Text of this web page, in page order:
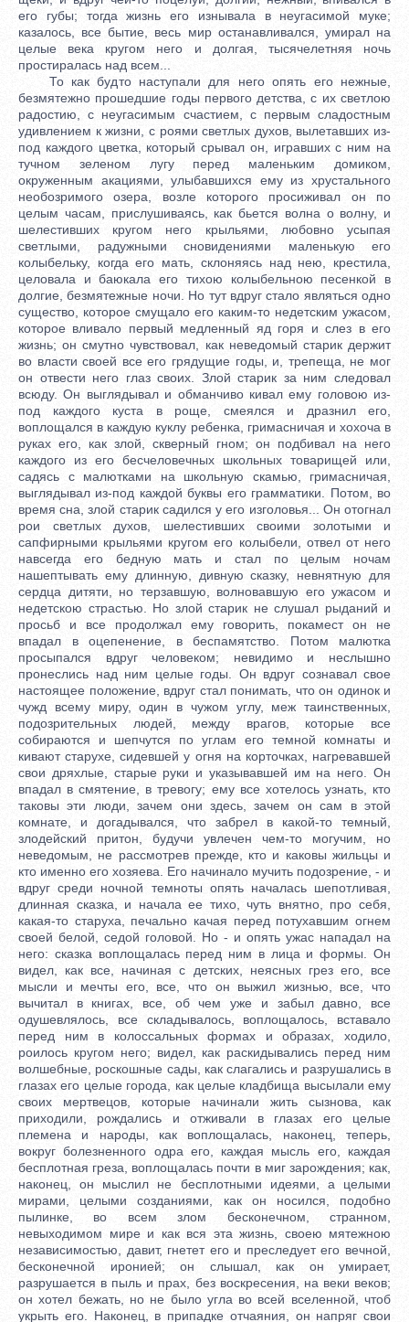
его губы; тогда жизнь его изнывала в неугасимой муке;
казалось, все бытие, весь мир останавливался, умирал на
целые века кругом него и долгая, тысячелетняя ночь
простиралась над всем...
То как будто наступали для него опять его нежные, безмятежно прошедшие годы первого детства, с их светлою радостию, с неугасимым счастием, с первым сладостным удивлением к жизни, с роями светлых духов, вылетавших из-под каждого цветка, который срывал он, игравших с ним на тучном зеленом лугу перед маленьким домиком, окруженным акациями, улыбавшихся ему из хрустального необозримого озера, возле которого просиживал он по целым часам, прислушиваясь, как бьется волна о волну, и шелестивших кругом него крыльями, любовно усыпая светлыми, радужными сновидениями маленькую его колыбельку, когда его мать, склоняясь над нею, крестила, целовала и баюкала его тихою колыбельною песенкой в долгие, безмятежные ночи. Но тут вдруг стало являться одно существо, которое смущало его каким-то недетским ужасом, которое вливало первый медленный яд горя и слез в его жизнь; он смутно чувствовал, как неведомый старик держит во власти своей все его грядущие годы, и, трепеща, не мог он отвести него глаз своих. Злой старик за ним следовал всюду. Он выглядывал и обманчиво кивал ему головою из-под каждого куста в роще, смеялся и дразнил его, воплощался в каждую куклу ребенка, гримасничая и хохоча в руках его, как злой, скверный гном; он подбивал на него каждого из его бесчеловечных школьных товарищей или, садясь с малютками на школьную скамью, гримасничая, выглядывал из-под каждой буквы его грамматики. Потом, во время сна, злой старик садился у его изголовья... Он отогнал рои светлых духов, шелестивших своими золотыми и сапфирными крыльями кругом его колыбели, отвел от него навсегда его бедную мать и стал по целым ночам нашептывать ему длинную, дивную сказку, невнятную для сердца дитяти, но терзавшую, волновавшую его ужасом и недетскою страстью. Но злой старик не слушал рыданий и просьб и все продолжал ему говорить, покамест он не впадал в оцепенение, в беспамятство. Потом малютка просыпался вдруг человеком; невидимо и неслышно пронеслись над ним целые годы. Он вдруг сознавал свое настоящее положение, вдруг стал понимать, что он одинок и чужд всему миру, один в чужом углу, меж таинственных, подозрительных людей, между врагов, которые все собираются и шепчутся по углам его темной комнаты и кивают старухе, сидевшей у огня на корточках, нагревавшей свои дряхлые, старые руки и указывавшей им на него. Он впадал в смятение, в тревогу; ему все хотелось узнать, кто таковы эти люди, зачем они здесь, зачем он сам в этой комнате, и догадывался, что забрел в какой-то темный, злодейский притон, будучи увлечен чем-то могучим, но неведомым, не рассмотрев прежде, кто и каковы жильцы и кто именно его хозяева. Его начинало мучить подозрение, - и вдруг среди ночной темноты опять началась шепотливая, длинная сказка, и начала ее тихо, чуть внятно, про себя, какая-то старуха, печально качая перед потухавшим огнем своей белой, седой головой. Но - и опять ужас нападал на него: сказка воплощалась перед ним в лица и формы. Он видел, как все, начиная с детских, неясных грез его, все мысли и мечты его, все, что он выжил жизнью, все, что вычитал в книгах, все, об чем уже и забыл давно, все одушевлялось, все складывалось, воплощалось, вставало перед ним в колоссальных формах и образах, ходило, роилось кругом него; видел, как раскидывались перед ним волшебные, роскошные сады, как слагались и разрушались в глазах его целые города, как целые кладбища высылали ему своих мертвецов, которые начинали жить сызнова, как приходили, рождались и отживали в глазах его целые племена и народы, как воплощалась, наконец, теперь, вокруг болезненного одра его, каждая мысль его, каждая бесплотная греза, воплощалась почти в миг зарождения; как, наконец, он мыслил не бесплотными идеями, а целыми мирами, целыми созданиями, как он носился, подобно пылинке, во всем злом бесконечном, странном, невыходимом мире и как вся эта жизнь, своею мятежною независимостью, давит, гнетет его и преследует его вечной, бесконечной иронией; он слышал, как он умирает, разрушается в пыль и прах, без воскресения, на веки веков; он хотел бежать, но не было угла во всей вселенной, чтоб укрыть его. Наконец, в припадке отчаяния, он напряг свои силы, вскрикнул и проснулся... Он проснулся, весь облитый холодным, ледяным потом. Кругом него стояла мертвая тишина; была глубокая ночь. Но все ему казалось, что где-то продолжается его дивная сказка, что чей-то хриплый голос действительно заводит долгий рассказ о чем-то как будто ему знакомом. Он слышал, что говорят про темные леса, про каких-то лихих разбойников, про какого-то удалого молодца, чуть-чуть не про самого Стеньку Разина, про веселых пьяниц бурлаков, про одну красную девицу и про Волгу-матушку. Не сказка ли это? наяву ли он слышит ее? Целый час пролежал он, открыв глаза, не шевеля ни одним членом, в мучительном оцепенении. Наконец он привстал осторожно и с веселием ощутил в себе силу, не истощившуюся в лютой болезни. Бред прошел, начиналась действительность. Он заметил, что еще был одет так, как был во время разговора с Катериной, и что, следовательно, немного времени прошло с того утра, как она ушла от него. Огонь решимости пробежал по его жилам. Машинально отыскал он руками большой гвоздь, вбитый для чего-то в верху перегородки, возле которой постлали постель его, схватился за него и, повиснув на нем всем телом, кое-как добрался до щели, из которой выходил едва заметный свет в его комнату. Он приложил глаз к отверстию и стал глядеть, едва переводя дух от волнения. В углу хозяйской каморки стояла постель, перед постелью стол, покрытый ковром, заваленный книгами большой старинной формы, в переплетах, напоминавших священные книги. В углу стоял образ, такой же старинный, как и в его комнате; перед образом горела лампада. На постели лежал старик Мурин, больной, изможденный страданием и бледный как полотно, закрытый меховым одеялом. На коленях его была раскрытая книга. На скамье возле постели лежала Катерина, охватив рукою грудь старика и склонившись к нему на плечо головою. Она смотрела на него внимательными, детски-удивленными глазами и, казалось, с неистощимым любопытством, замирая от ожидания, слушала то, что ей рассказывал Мурин. По временам голос рассказчика возвышался, одушевление отражалось на бледном лице его; он хмурил брови, глаза его начинали сверкать, и Катерина, казалось, бледнела от страха и волнения. Тогда что-то похожее на улыбку являлось на лице старика, и Катерина начинала тихо смеяться. Порой слезы загорались в глазах ее; тогда старик нежно гладил ее по голове, как ребенка, и она еще крепче обнимала его своею обнаженною, сверкающею, как снег, рукою и еще любовнее припадала к груди его. По временам Ордынов думал, что все это еще сон, даже был в этом уверен; но кровь ему бросилась в голову, и жилы напряженно, с болью, бились на висках его. Он выпустил гвоздь, встал с постели и, качаясь, пробираясь, как лунатик, сам не понимая своего побуждения, вспыхнувшего целым пожаром в крови его, подошел к хозяйским дверям и с силой толкнулся в них; ржавая задвижка отлетела разом, и он вдруг с шумом и треском очутился среди хозяйской спальни. Он видел, как вся вспорхнулась и вздрогнула Катерина, как злобно засверкали глаза старика из-под тяжело сдавленных вместе бровей и как внезапно ярость исказила все лицо его. Он видел, как старик, не спуская с него своих глаз, блуждающей рукой наскоро ищет ружье, висевшее на стене; видел потом, как сверкнуло дуло ружья, направленное неверной, дрожащей от бешенства рукой прямо в грудь его... Раздался выстрел, раздался потом дикий, почти нечеловеческий крик, и когда разлетелся дым, страшное зрелище поразило Ордынова. Дрожа всем телом, он нагнулся над стариком. Мурин лежал на полу; его коробило в судорогах, лицо его было искажено в муках, и пена показывалась на искривленных губах его. Ордынов догадался, что несчастный был в жесточайшем припадке падучей болезни. Вместе с Катериной он бросился помогать ему... III Вся ночь прошла в тревоге. На другой день Ордынов вышел рано поутру, несмотря на свою слабость и на лихорадку, которая все еще не оставляла его. На дворе он опять встретил дворника. В этот раз татарин еще издали приподнял фуражку и с любопытством поглядел на него. Потом, как будто опомнясь, принялся за свою метлу, искоса взглядывая на медленно приближавшегося Ордынова. - Что? ты ничего не слыхал ночью? - спросил Ордынов. - Да, слыхал. - Что это за человек? кто он такой? - Сама нанимала, сама и знай; а моя чужая. - Да будешь ли ты когда говорить! - закричал Ордынов вне себя от припадка какой-то болезненной раздражительности. - А моя что сделала? Виновата твоя, - твоя жильцов пугала. Внизу гробовщик жил: он глух, а все слышал, и баба его глухая, и та слышала. А на другом дворе, хоть и далеко, а тоже слышала - вот. Я к надзирателю пойду. - Я сам туда же пойду, - отвечал Ордынов и пошел к воротам. - А хоть как хошь; сама нанимала... Барин, барин, постой! Ордынов оглянулся; дворник из учтивости тронул за шапку. - Ну! - Коль пойдешь, я к хозяину пойду. - Что ж? - Лучше съезжай. - Ты глуп, - проговорил Ордынов и опять пошел было прочь. - Барин, барин, постой! - Дворник опять тронул за шапку и оскалил зубы. - Слушай, барин: ты сердце держи; за что бедного гнать? Бедного гонять - грех. Бог не велит - слышь? - Слушай же и ты: вот возьми это. Ну, кто ж он таков? - Кто таков? - Да. - Я и без денег скажу. Тут дворник взял метлу, махнул раз-два, потом остановился, внимательно и важно посмотрев на Ордынова. - Ты барин хороший. А не хошь жить с человеком хорошим, как хошь; моя вот как сказала. Тут татарин посмотрел еще выразительнее и, как будто осердясь, опять принялся за метлу. Показав наконец вид, что кончил какое-то дело, он таинственно подошел к Ордынову и, сделав какой-то очень выразительный жест, произнес: - Она вот что ! - Чего? Как? - Ума нет. - Что? - Улетела. Да! улетела! - повторил он еще более таинственным тоном. - Она больна. У него барка была, большая была, и другая была, и третья была, по Волге ходила, а я сам из Волги; еще завод была, да сгорела, и он без башка. - Он помешанный? - Ни!